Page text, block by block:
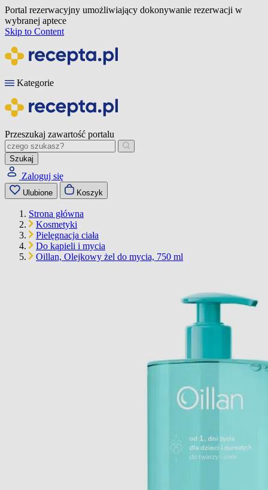
Portal rezerwacyjny umożliwiający dokonywanie rezerwacji w
wybranej aptece
Skip to Content
Kategorie
Przeszukaj zawartość portalu
Szukaj
Zaloguj się
Ulubione Koszyk
Strona główna
Kosmetyki
Pielęgnacja ciała
Do kąpieli i mycia
Oillan, Olejkowy żel do mycia, 750 ml